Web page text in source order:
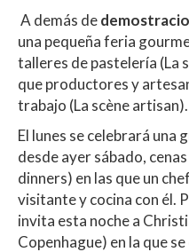
A demás de
una pequeña feria
talleres de pastelería (La
que productores y
trabajo (La scène artisan).
El lunes se celebrará una
desde ayer sábado,
dinners) en las que un
visitante y cocina con él.
invita esta noche a
Copenhague) en la que